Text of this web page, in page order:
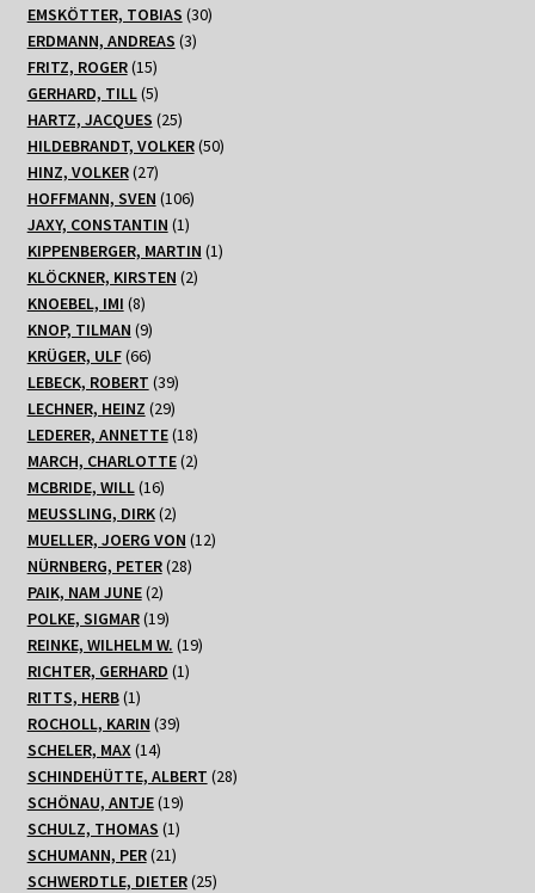
Produkt
EMSKÖTTER, TOBIAS 3030
ERDMANN, ANDREAS 33
FRITZ, ROGER 1515
Produkte
GERHARD, TILL 55
Produkte
HARTZ, JACQUES 2525
Produkte
HILDEBRANDT, VOLKER 5050
HINZ, VOLKER 2727
Produkte
HOFFMANN, SVEN 106106
Produkte
JAXY, CONSTANTIN 11
Produkt
KIPPENBERGER, MARTIN 11
KLÖCKNER, KIRSTEN 22
KNOEBEL, IMI 88
Produkte
KNOP, TILMAN 99
Produkte
KRÜGER, ULF 6666
Produkte
LEBECK, ROBERT 3939
Produkte
LECHNER, HEINZ 2929
Produkte
LEDERER, ANNETTE 1818
Produkte
MARCH, CHARLOTTE 22
MCBRIDE, WILL 1616
Produkte
MEUSSLING, DIRK 22
Produkte
MUELLER, JOERG VON 1212
NÜRNBERG, PETER 2828
PAIK, NAM JUNE 22
Produkte
POLKE, SIGMAR 1919
Produkte
REINKE, WILHELM W. 1919
RICHTER, GERHARD 11
RITTS, HERB 11
Produkt
ROCHOLL, KARIN 3939
SCHELER, MAX 1414
Produkte
SCHINDEHÜTTE, ALBERT 2828
SCHÖNAU, ANTJE 1919
Produkte
SCHULZ, THOMAS 11
Produkt
SCHUMANN, PER 2121
Produkte
SCHWERDTLE, DIETER 2525